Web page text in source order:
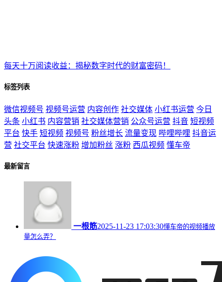
每天十万阅读收益：揭秘数字时代的财富密码！
标签列表
微信视频号 视频号运营 内容创作 社交媒体 小红书运营 今日
头条 小红书 内容营销 社交媒体营销 公众号运营 抖音 短视频
平台 快手 短视频 视频号 粉丝增长 流量变现 哔哩哔哩 抖音运
营 社交平台 快速涨粉 增加粉丝 涨粉 西瓜视频 懂车帝
最新留言
一根筋2025-11-23 17:03:30懂车帝的视频播放
量怎么弄？